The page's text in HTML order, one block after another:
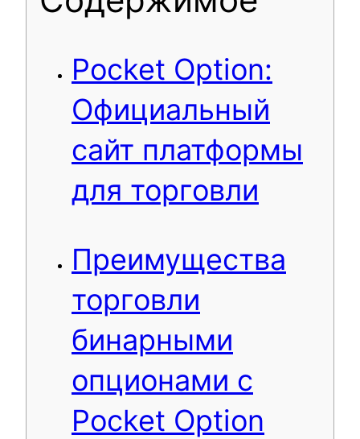
Pocket Option:
Официальный
сайт платформы
для торговли
Преимущества
торговли
бинарными
опционами с
Pocket Option